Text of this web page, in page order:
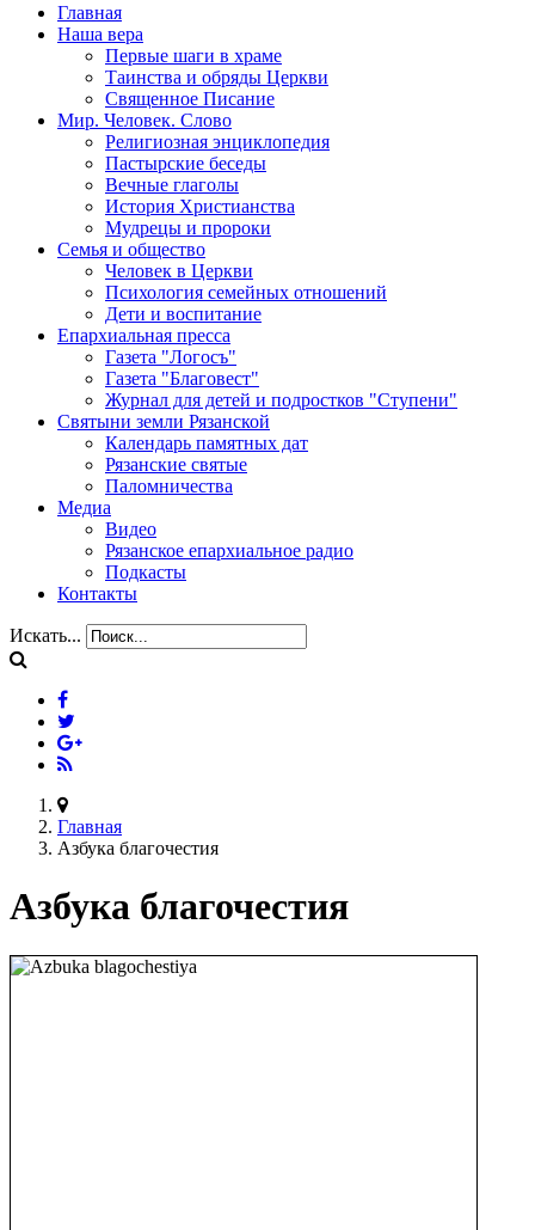
Главная
Наша вера
Первые шаги в храме
Таинства и обряды Церкви
Священное Писание
Мир. Человек. Слово
Религиозная энциклопедия
Пастырские беседы
Вечные глаголы
История Христианства
Мудрецы и пророки
Семья и общество
Человек в Церкви
Психология семейных отношений
Дети и воспитание
Епархиальная пресса
Газета "Логосъ"
Газета "Благовест"
Журнал для детей и подростков "Ступени"
Святыни земли Рязанской
Календарь памятных дат
Рязанские святые
Паломничества
Медиа
Видео
Рязанское епархиальное радио
Подкасты
Контакты
Искать...
Главная
Азбука благочестия
Азбука благочестия